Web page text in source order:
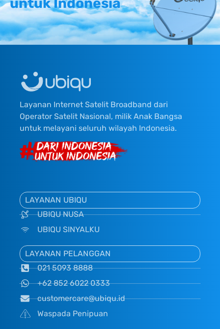
Layanan Internet Satelit Broadband dari
Operator Satelit Nasional, milik Anak Bangsa
untuk melayani seluruh wilayah Indonesia.
LAYANAN UBIQU
UBIQU NUSA
UBIQU SINYALKU
LAYANAN PELANGGAN
021 5093 8888
+62 852 6022 0333
customercare@ubiqu.id
Waspada Penipuan